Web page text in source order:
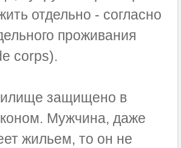
отдельно - согласно
проживания
corps).
защищено в
Мужчина, даже
жильем, то он не